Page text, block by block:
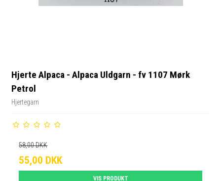
Hjerte Alpaca - Alpaca Uldgarn - fv 1107 Mørk
Petrol
Hjertegarn
58,00 DKK
55,00 DKK
VIS PRODUKT